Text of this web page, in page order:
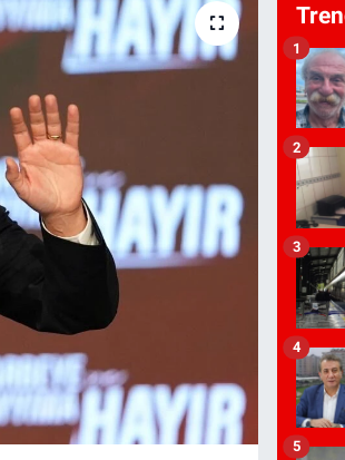
1
2
3
4
5